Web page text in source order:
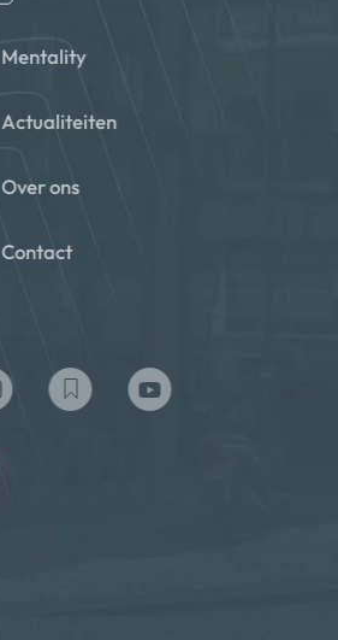
Mentality
Actualiteiten
Over ons
Contact